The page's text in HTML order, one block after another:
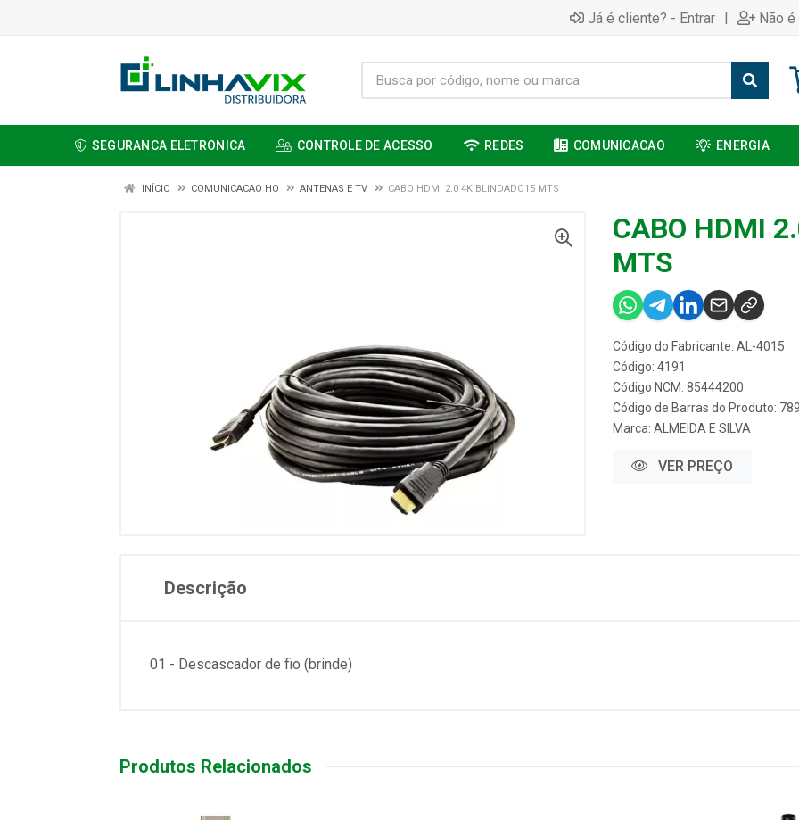
Já é cliente? - Entrar | Não
SEGURANCA ELETRONICA CONTROLE DE ACESSO REDES COMUNICACAO ENERGIA
INÍCIO COMUNICACAO HO ANTENAS E TV CABO HDMI 2.0 4K BLINDADO15 MTS
CABO HDMI
MTS
Código do Fabricante: AL-4015
Código: 4191
Código NCM: 85444200
Código de Barras do Produto:
Marca: ALMEIDA E SILVA
VER PREÇO
Descrição
01 - Descascador de fio (brinde)
Produtos Relacionados